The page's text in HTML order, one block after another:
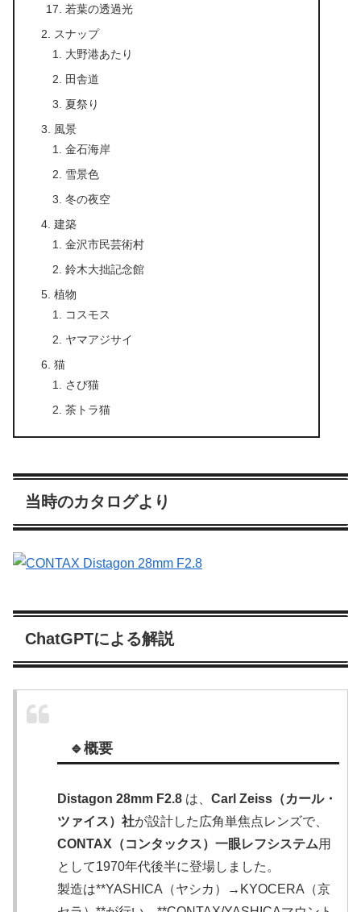
若葉の透過光
スナップ
大野港あたり
田舎道
夏祭り
風景
金石海岸
雪景色
冬の夜空
建築
金沢市民芸術村
鈴木大拙記念館
植物
コスモス
ヤマアジサイ
猫
さび猫
茶トラ猫
当時のカタログより
ChatGPTによる解説
🔹概要
Distagon 28mm F2.8 は、 Carl Zeiss（カール・
ツァイス）社が設計した広角単焦点レンズで、
CONTAX（コンタックス）一眼レフシステム用
として1970年代後半に登場しました。
製造は**YASHICA（ヤシカ）→KYOCERA（京